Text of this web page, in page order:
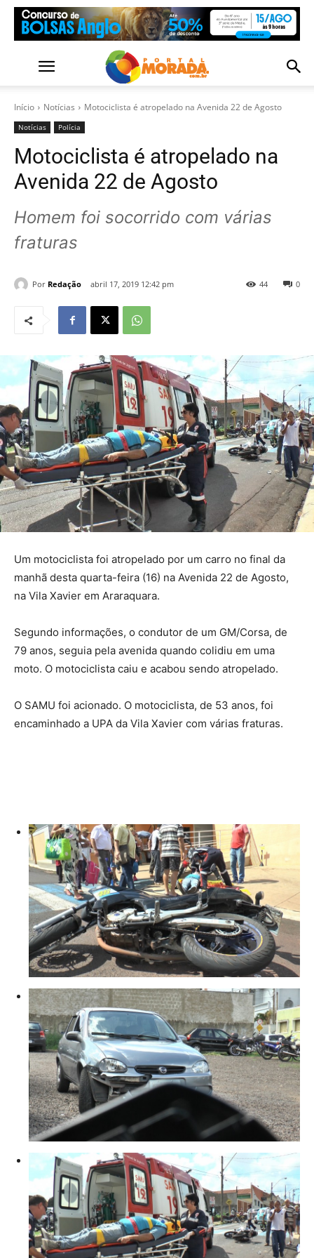
Início Notícias Motociclista é atropelado na Avenida 22 de Agosto
Notícias Polícia
Motociclista é atropelado na
Avenida 22 de Agosto
Homem foi socorrido com várias
fraturas
Por Redação abril 17, 2019 12:42 pm 0
44
Um motociclista foi atropelado por um carro no final da
manhã desta quarta-feira (16) na Avenida 22 de Agosto,
na Vila Xavier em Araraquara.
Segundo informações, o condutor de um GM/Corsa, de
79 anos, seguia pela avenida quando colidiu em uma
moto. O motociclista caiu e acabou sendo atropelado.
O SAMU foi acionado. O motociclista, de 53 anos, foi
encaminhado a UPA da Vila Xavier com várias fraturas.